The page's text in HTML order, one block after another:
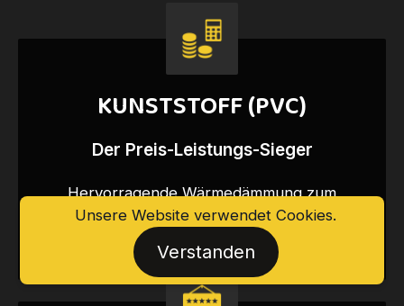
KUNSTSTOFF (PVC)
Der Preis-Leistungs-Sieger
Hervorragende Wärmedämmung zum
fairen Preis. Ideal, wenn das Budget
effizient eingesetzt werden soll.
Unsere Website verwendet Cookies.
Verstanden